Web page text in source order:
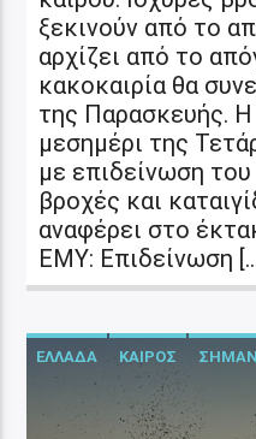
ξεκινούν από το
αρχίζει από το
κακοκαιρία θα
της Παρασκευής.
μεσημέρι της
με επιδείνωση
βροχές και
αναφέρει στο
ΕΜΥ: Επιδείνωση
ΕΛΛΑΔΑ ΚΑΙΡΟΣ